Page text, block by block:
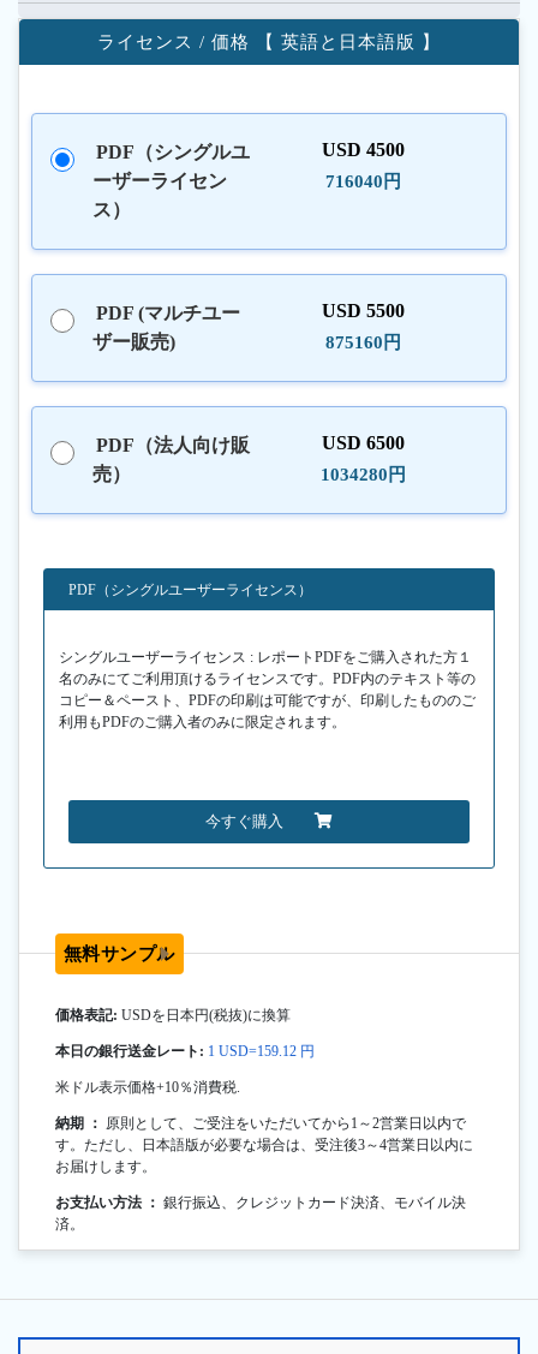
ライセンス / 価格 【 英語と日本語版 】
PDF（シングルユ
ーザーライセン
ス）
USD 4500
716040円
PDF (マルチユー
ザー販売)
USD 5500
875160円
PDF（法人向け販
売）
USD 6500
1034280円
PDF（シングルユーザーライセンス）
シングルユーザーライセンス : レポートPDFをご購入された方１
名のみにてご利用頂けるライセンスです。PDF内のテキスト等の
コピー＆ペースト、PDFの印刷は可能ですが、印刷したもののご
利用もPDFのご購入者のみに限定されます。
今すぐ購入
無料サンプル
価格表記: USDを日本円(税抜)に換算
本日の銀行送金レート: 1 USD=159.12 円
米ドル表示価格+10％消費税.
納期 ： 原則として、ご受注をいただいてから1～2営業日以内で
す。ただし、日本語版が必要な場合は、受注後3～4営業日以内に
お届けします。
お支払い方法 ： 銀行振込、クレジットカード決済、モバイル決
済。